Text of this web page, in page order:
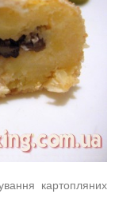
картопляних